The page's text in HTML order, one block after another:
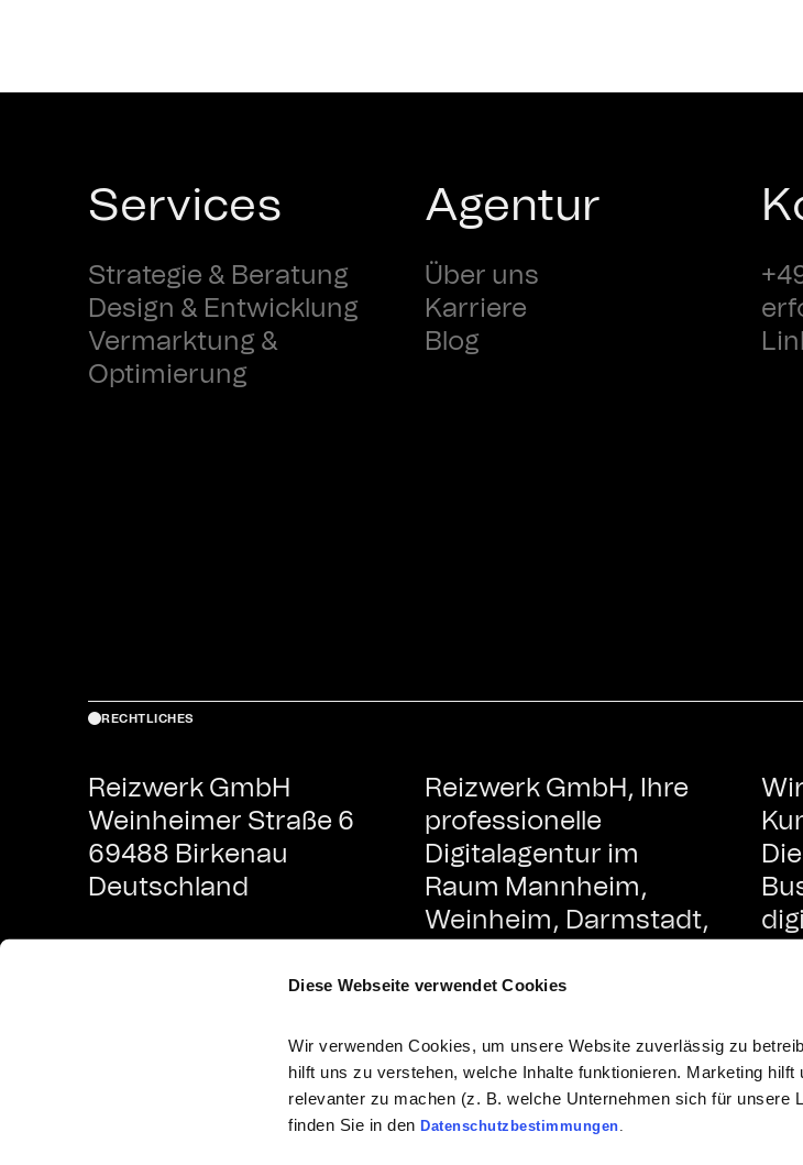
Diese Webseite verwendet Cookies
Wir verwenden Cookies, um unsere Website zuverlässig zu
hilft uns zu verstehen, welche Inhalte funktionieren. Marketing hilft
relevanter zu machen (z. B. welche Unternehmen sich für unsere
finden Sie in denDatenschutzbestimmungen
Services
Strategie & Beratung
Design & Entwicklung
Vermarktung &
Optimierung
Agentur
Über uns
Karriere
Blog
RECHTLICHES
Reizwerk GmbH
Weinheimer Straße 6
69488 Birkenau
Deutschland
Reizwerk GmbH, Ihre
professionelle
Digitalagentur im
Raum Mannheim,
Weinheim, Darmstadt,
Metropolregion Rhein-